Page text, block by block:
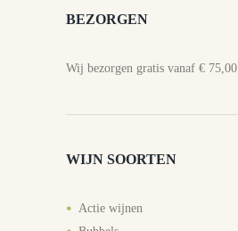
BEZORGEN
Wij bezorgen gratis vanaf € 75,00
WIJN SOORTEN
Actie wijnen